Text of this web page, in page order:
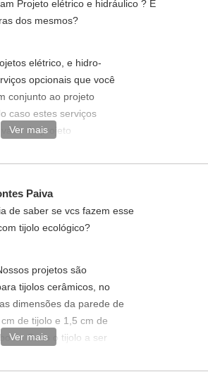
Projeto elétrico e hidráulico ? E
dos mesmos?
elétrico, e hidro-
opcionais que você
conjunto ao projeto
caso estes serviços
do projeto
Ver mais
Paiva
de saber se vcs fazem esse
tijolo ecológico?
projetos são
tijolos cerâmicos, no
dimensões da parede de
de tijolo e 1,5 cm de
Caso o tijolo a ser
pela obra
Ver mais